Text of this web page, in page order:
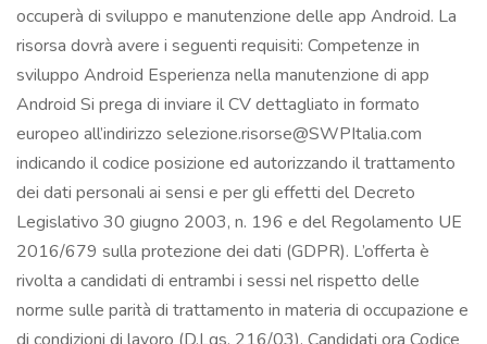
occuperà di sviluppo e manutenzione delle app Android. La
risorsa dovrà avere i seguenti requisiti: Competenze in
sviluppo Android Esperienza nella manutenzione di app
Android Si prega di inviare il CV dettagliato in formato
europeo all’indirizzo selezione.risorse@SWPItalia.com
indicando il codice posizione ed autorizzando il trattamento
dei dati personali ai sensi e per gli effetti del Decreto
Legislativo 30 giugno 2003, n. 196 e del Regolamento UE
2016/679 sulla protezione dei dati (GDPR). L’offerta è
rivolta a candidati di entrambi i sessi nel rispetto delle
norme sulle parità di trattamento in materia di occupazione e